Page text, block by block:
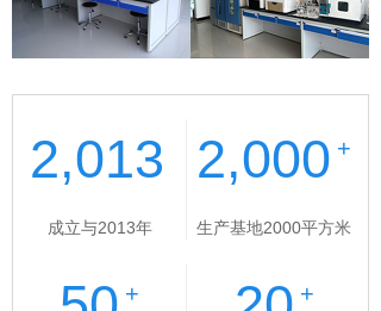
2,013
成立与2013年
2,000 +
生产基地2000平方米
+ +